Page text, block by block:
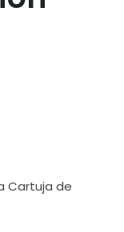
Cartuja de